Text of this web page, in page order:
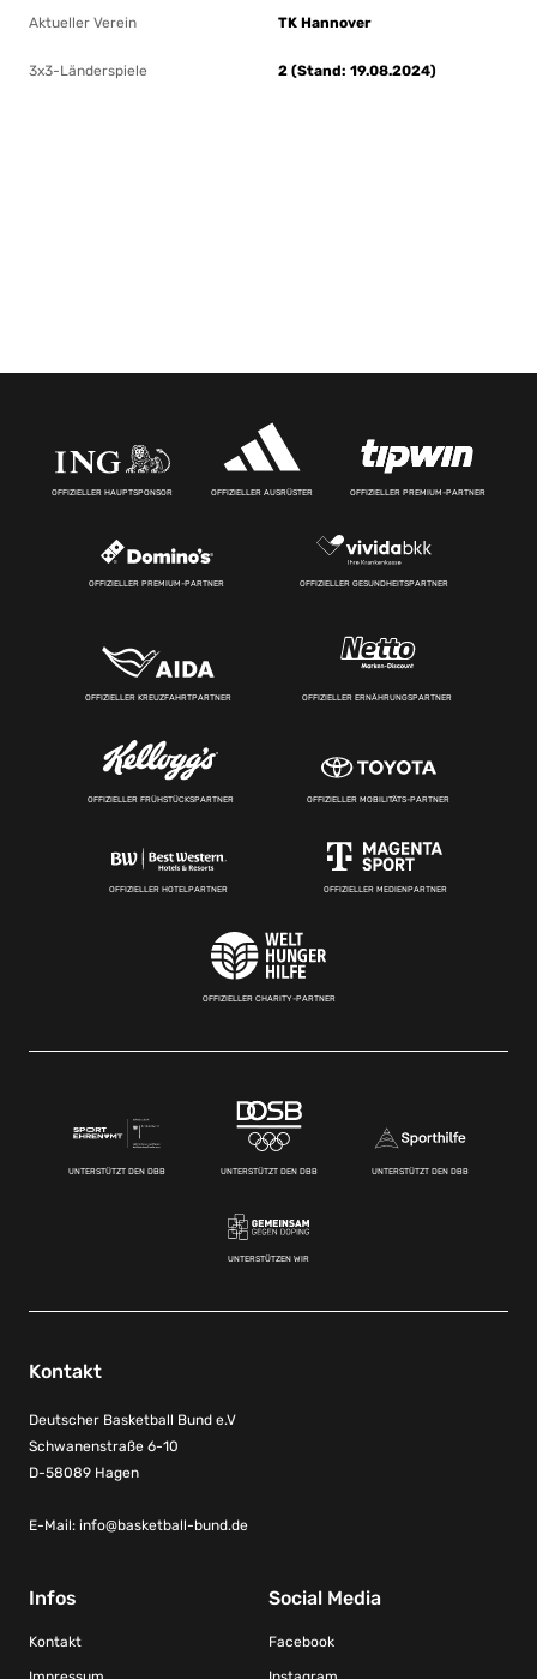
Aktueller Verein
TK Hannover
3x3-Länderspiele 2 (Stand: 19.08.2024)
OFFIZIELLER HAUPTSPONSOR OFFIZIELLER AUSRÜSTER OFFIZIELLER PREMIUM-PARTNER
OFFIZIELLER PREMIUM-PARTNER OFFIZIELLER GESUNDHEITSPARTNER
OFFIZIELLER KREUZFAHRTPARTNER OFFIZIELLER ERNÄHRUNGSPARTNER
OFFIZIELLER FRÜHSTÜCKSPARTNER OFFIZIELLER MOBILITÄTS-PARTNER
OFFIZIELLER HOTELPARTNER OFFIZIELLER MEDIENPARTNER
OFFIZIELLER CHARITY-PARTNER
UNTERSTÜTZT DEN DBB UNTERSTÜTZT DEN DBB UNTERSTÜTZT DEN DBB
UNTERSTÜTZEN WIR
Kontakt
Deutscher Basketball Bund e.V
Schwanenstraße 6-10
D-58089 Hagen
E-Mail: info@basketball-bund.de
Infos
Kontakt
Social Media
Facebook